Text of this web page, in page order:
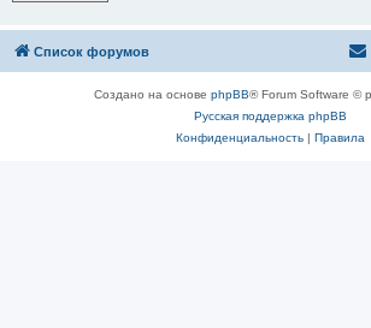
Список форумов
Создано на основе phpBB® Forum Software ©
Русская поддержка phpBB
Конфиденциальность| Правила